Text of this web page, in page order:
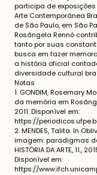
participa de
Arte Contemporânea
de São Paulo, em São
Rosângela Rennó
tanto por suas
busca em fazer
a história oficial
diversidade cultural
Notas
1. GONDIM, Rosemary
da memória em
2011. Disponível em:
https://
2. MENDES, Talita. In
imagem: paradigmas
HISTÓRIA DA ARTE, 11.,
Disponível em:
https://